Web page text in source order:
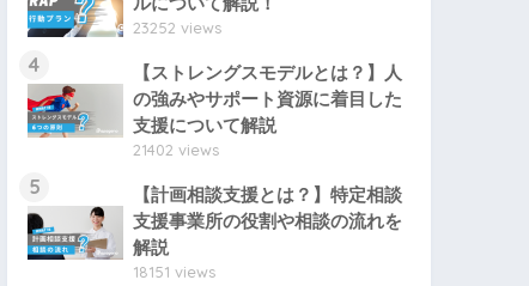
23252 views
4
【ストレングスモデルとは？】人
の強みやサポート資源に着目した
支援について解説
21402 views
5
【計画相談支援とは？】特定相談
支援事業所の役割や相談の流れを
解説
18151 views